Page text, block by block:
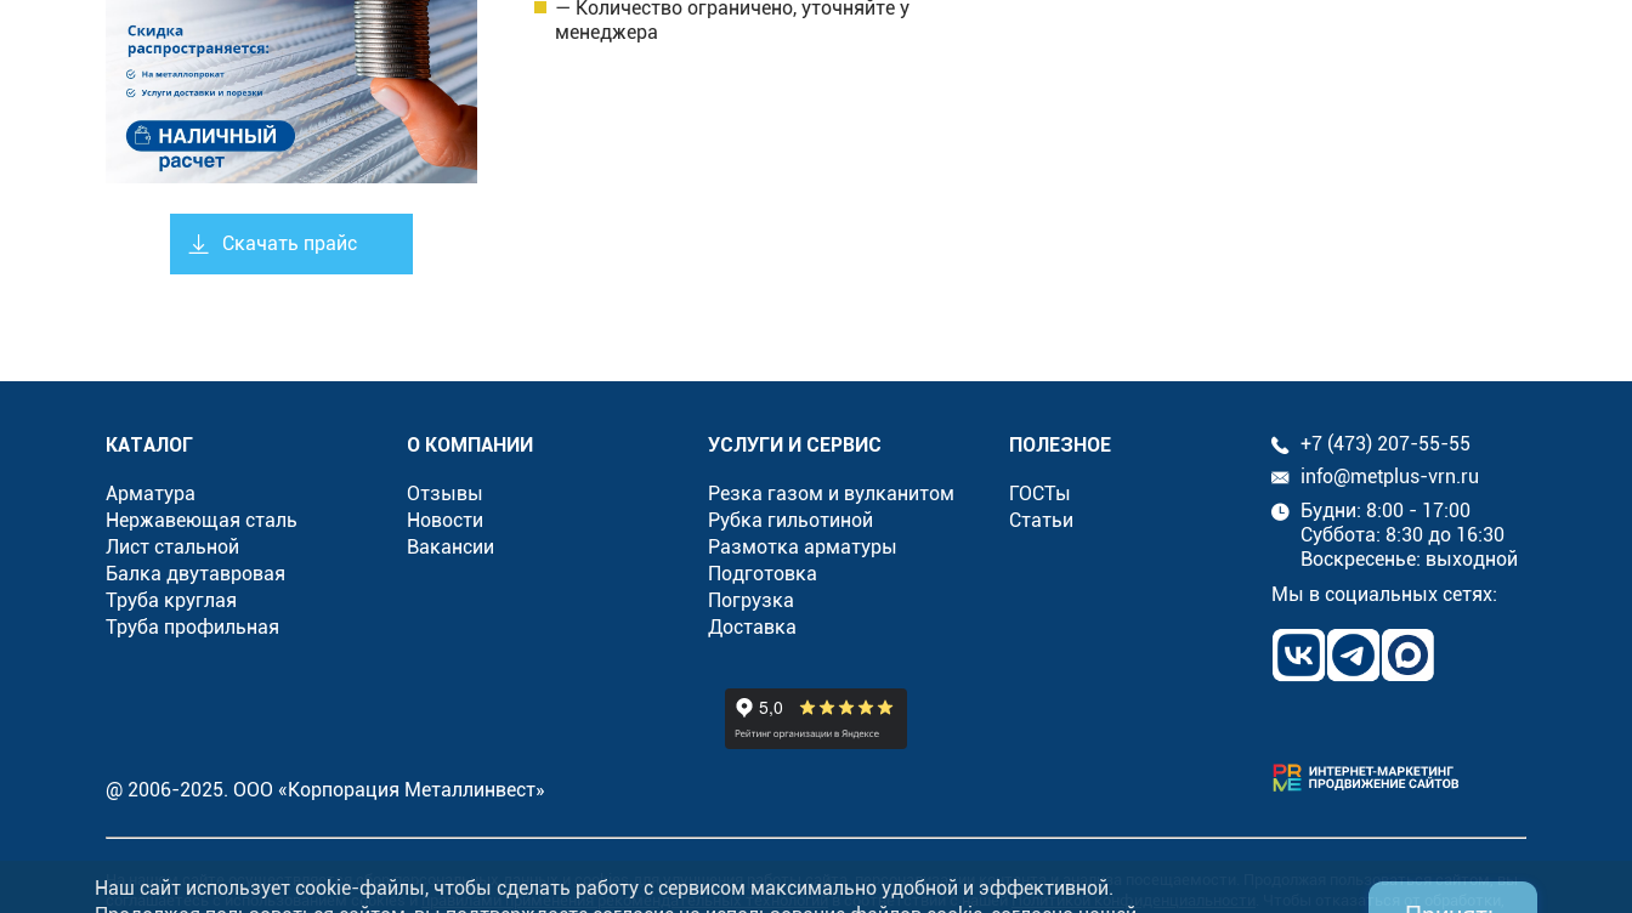
Скачать прайс
— Количество ограничено, уточняйте у
менеджера
КАТАЛОГ
Арматура
Нержавеющая сталь
Лист стальной
Балка двутавровая
Труба круглая
Труба профильная
О КОМПАНИИ
Отзывы
Новости
Вакансии
УСЛУГИ И СЕРВИС
Резка газом и вулканитом
Рубка гильотиной
Размотка арматуры
Подготовка
Погрузка
Доставка
ПОЛЕЗНОЕ
ГОСТы
Статьи
+7 (473) 207-55-55
info@metplus-vrn.ru
Будни: 8:00 - 17:00
Суббота: 8:30 до 16:30
Воскресенье: выходной
Мы в социальных сетях:
@ 2006-2025. ООО «Корпорация Металлинвест»
На нашем сайте осуществляется сбор персональных данных и cookiesдля улучшения работы сайта, персонализации контента и анализа посещаемости. Продолжая пользоваться сайтом, вы
соглашаетесь с использованием cookies иправилами применения рекомендательных технологийв соответствии с нашейПолитикой конфиденциальности
Наш сайт использует cookie-файлы, чтобы сделать работу с сервисом максимально удобной и эффективной.